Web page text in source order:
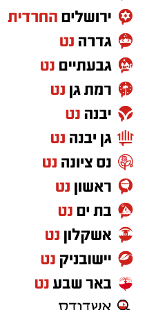
האדום
בפעולה, והצליח
חרם צרכני: תחנות
על פי החשד, פרטי
מכן נעשה בהם שימוש
במזרח ירושלים.
הרכישות שבוצעו
על פי החשד, הסתכמו ביותר מ-
בעקבות המקרים,
ולהיזהר בעת השימוש
הדלק.
להצטרפות לקבוצות